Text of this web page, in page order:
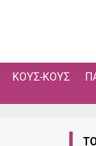
ΚΟΥΣ-ΚΟΥΣ